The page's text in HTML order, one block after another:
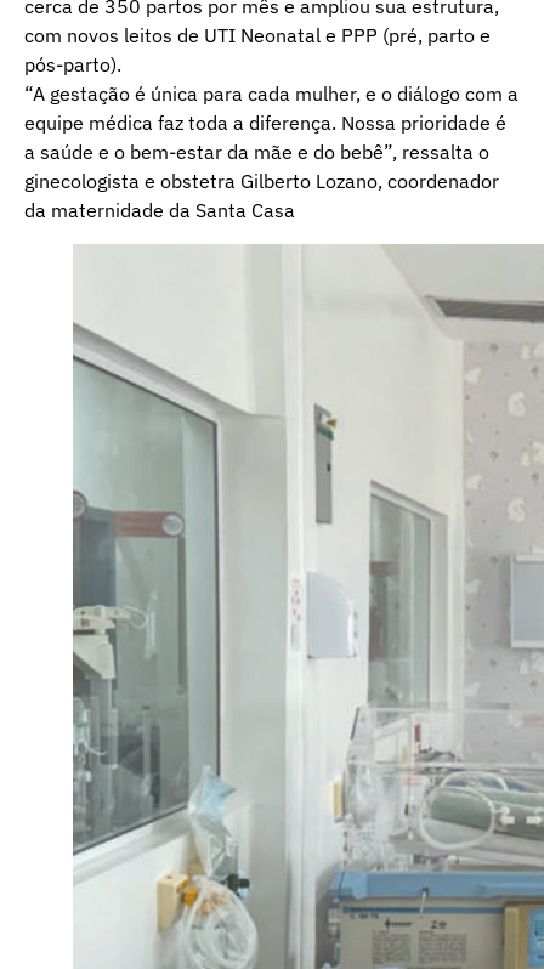
cerca de 350 partos por mês e ampliou sua estrutura,
com novos leitos de UTI Neonatal e PPP (pré, parto e
pós-parto).
“A gestação é única para cada mulher, e o diálogo com a
equipe médica faz toda a diferença. Nossa prioridade é
a saúde e o bem-estar da mãe e do bebê”, ressalta o
ginecologista e obstetra Gilberto Lozano, coordenador
da maternidade da Santa Casa